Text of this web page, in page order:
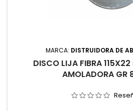
MARCA: DISTRUIDORA DE
DISCO LIJA FIBRA
AMOLADORA GR